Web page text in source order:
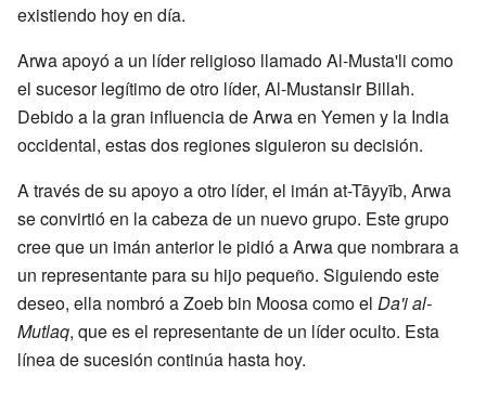
existiendo hoy en día.
Arwa apoyó a un líder religioso llamado Al-Musta'li como
el sucesor legítimo de otro líder, Al-Mustansir Billah.
Debido a la gran influencia de Arwa en Yemen y la India
occidental, estas dos regiones siguieron su decisión.
A través de su apoyo a otro líder, el imán at-Tāyyīb, Arwa
se convirtió en la cabeza de un nuevo grupo. Este grupo
cree que un imán anterior le pidió a Arwa que nombrara a
un representante para su hijo pequeño. Siguiendo este
deseo, ella nombró a Zoeb bin Moosa como el Da'i al-
Mutlaq, que es el representante de un líder oculto. Esta
línea de sucesión continúa hasta hoy.